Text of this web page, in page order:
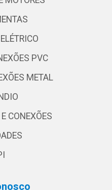
PVC
METAL
CONEXÕES